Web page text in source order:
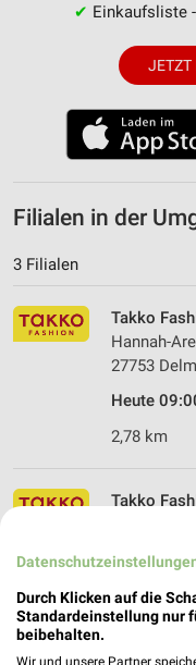
✔ Einkaufsliste
JETZT
Filialen in der
3 Filialen
Takko
Hannah-
27753
Heute
2,78 km
Takko
Durch Klicken auf die
Standardeinstellung nur
beibehalten.
Wir und unsere Partner